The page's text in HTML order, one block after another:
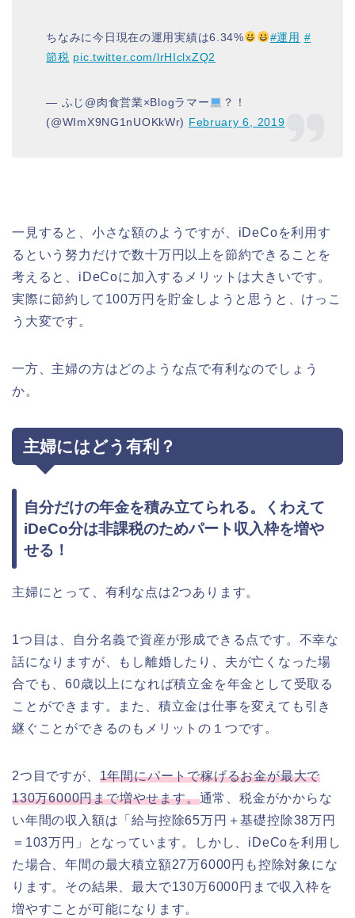
ちなみに今日現在の運用実績は6.34% #運用 #
節税 pic.twitter.com/lrHIclxZQ2
— ふじ@肉食営業×Blogラマー
？！
(@WImX9NG1nUOKkWr) February 6, 2019
一見すると、小さな額のようですが、iDeCoを利用す
るという努力だけで数十万円以上を節約できることを
考えると、iDeCoに加入するメリットは大きいです。
実際に節約して100万円を貯金しようと思うと、けっこ
う大変です。
一方、主婦の方はどのような点で有利なのでしょう
か。
主婦にはどう有利？
自分だけの年金を積み立てられる。くわえて
iDeCo分は非課税のためパート収入枠を増や
せる！
主婦にとって、有利な点は2つあります。
1つ目は、自分名義で資産が形成できる点です。不幸な
話になりますが、もし離婚したり、夫が亡くなった場
合でも、60歳以上になれば積立金を年金として受取る
ことができます。また、積立金は仕事を変えても引き
継ぐことができるのもメリットの１つです。
2つ目ですが、 1年間にパートで稼げるお金が最大で
130万6000円まで増やせます。通常、税金がかからな
い年間の収入額は「給与控除65万円＋基礎控除38万円
＝103万円」となっています。しかし、iDeCoを利用し
た場合、年間の最大積立額27万6000円も控除対象にな
ります。その結果、最大で130万6000円まで収入枠を
増やすことが可能になります。